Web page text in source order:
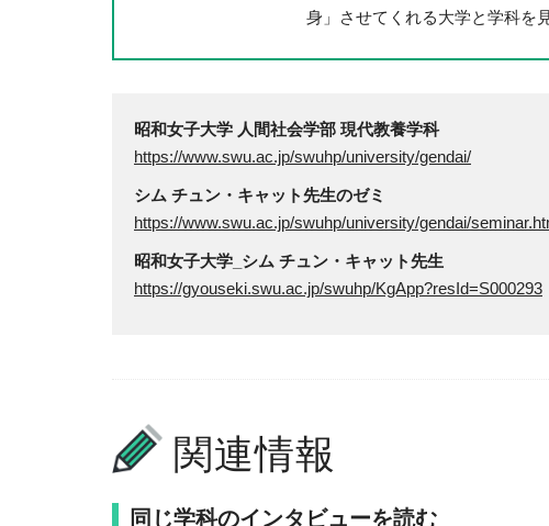
身」させてくれる大学と学科を
昭和女子大学 人間社会学部 現代教養学科
https://www.swu.ac.jp/swuhp/university/gendai/
シム チュン・キャット先生のゼミ
https://www.swu.ac.jp/swuhp/university/gendai/
昭和女子大学_シム チュン・キャット先生
https://gyouseki.swu.ac.jp/swuhp/KgApp?resId=S000293
関連情報
同じ学科のインタビューを読む